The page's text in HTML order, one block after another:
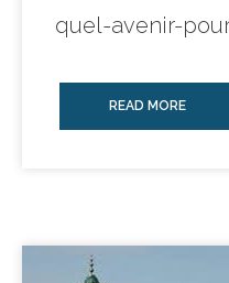
quel-avenir-
READ MORE